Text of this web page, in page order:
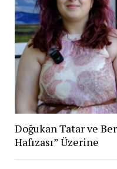
Doğukan Tatar ve
Hafızası” Üzerine